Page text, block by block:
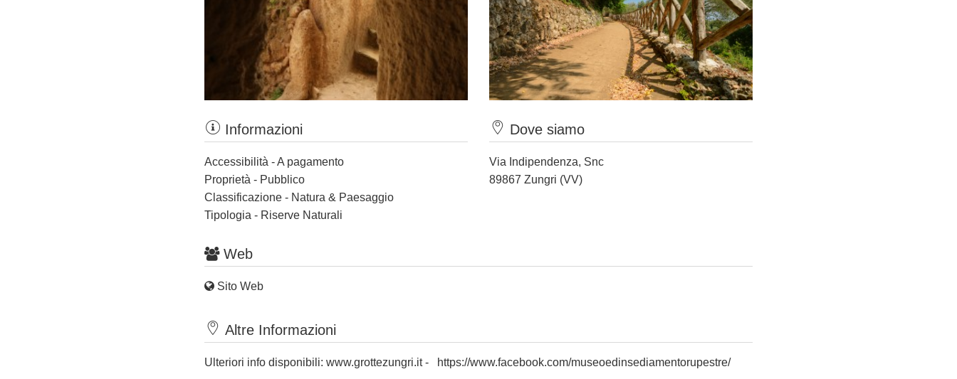
Informazioni
Accessibilità - A pagamento
Proprietà - Pubblico
Classificazione - Natura & Paesaggio
Tipologia - Riserve Naturali
Dove siamo
Via Indipendenza, Snc
89867 Zungri (VV)
Web
Sito Web
Altre Informazioni
Ulteriori info disponibili: www.grottezungri.it- https://www.facebook.com/museoedinsediamentorupestre/